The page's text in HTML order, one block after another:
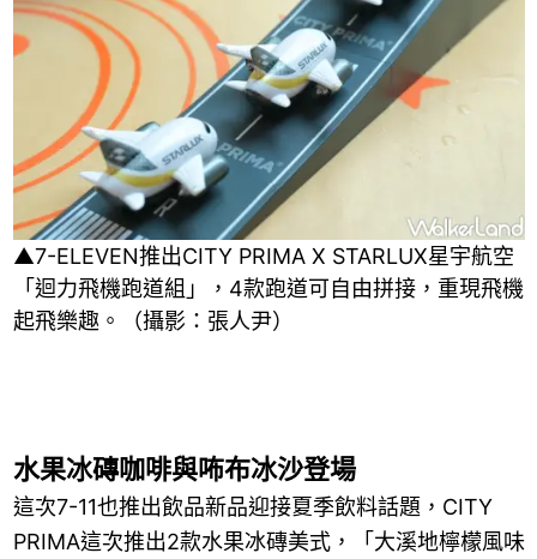
▲7-ELEVEN推出CITY PRIMA X STARLUX星宇航空
「迴力飛機跑道組」，4款跑道可自由拼接，重現飛機
起飛樂趣。（攝影：張人尹）
水果冰磚咖啡與咘布冰沙登場
這次7-11也推出飲品新品迎接夏季飲料話題，CITY
PRIMA這次推出2款水果冰磚美式，「大溪地檸檬風味